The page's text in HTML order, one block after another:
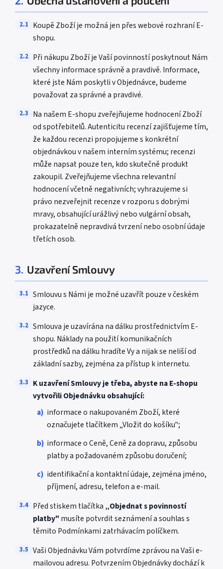
2.1
Koupě Zboží je možná jen přes webové rozhraní E-
shopu.
2.2 Při nákupu Zboží je Vaší povinností poskytnout Nám
všechny informace správně a pravdivě. Informace,
které jste Nám poskytli v Objednávce, budeme
považovat za správné a pravdivé.
2.3
Na našem E-shopu zveřejňujeme hodnocení Zboží
od spotřebitelů. Autenticitu recenzí zajišťujeme tím,
že každou recenzi propojujeme s konkrétní
objednávkou v našem interním systému; recenzi
může napsat pouze ten, kdo skutečně produkt
zakoupil. Zveřejňujeme všechna relevantní
hodnocení včetně negativních; vyhrazujeme si
právo nezveřejnit recenze v rozporu s dobrými
mravy, obsahující urážlivý nebo vulgární obsah,
prokazatelně nepravdivá tvrzení nebo osobní údaje
třetích osob.
3. Uzavření Smlouvy
3.1 Smlouvu s Námi je možné uzavřít pouze v českém
jazyce.
3.2 Smlouva je uzavírána na dálku prostřednictvím E-
shopu. Náklady na použití komunikačních
prostředků na dálku hradíte Vy a nijak se neliší od
základní sazby, zejména za přístup k internetu.
3.3
K uzavření Smlouvy je třeba, abyste na E-shopu
vytvořili Objednávku obsahující:
a) informace o nakupovaném Zboží, které
označujete tlačítkem „Vložit do košíku";
b) informace o Ceně, Ceně za dopravu, způsobu
platby a požadovaném způsobu doručení;
c) identifikační a kontaktní údaje, zejména jméno,
příjmení, adresu, telefon a e-mail.
3.4 Před stiskem tlačítka „Objednat s povinností
platby" musíte potvrdit seznámení a souhlas s
těmito Podmínkami zatrhávacím políčkem.
3.5 Vaši Objednávku Vám potvrdíme zprávou na Vaši e-
mailovou adresu. Potvrzením Objednávky dochází k